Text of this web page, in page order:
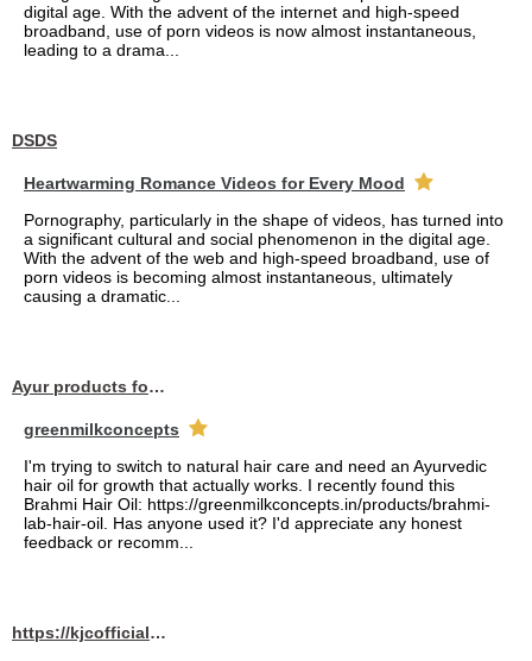
digital age. With the advent of the internet and high-speed
broadband, use of porn videos is now almost instantaneous,
leading to a drama...
DSDS
Heartwarming Romance Videos for Every Mood
Pornography, particularly in the shape of videos, has turned into
a significant cultural and social phenomenon in the digital age.
With the advent of the web and high-speed broadband, use of
porn videos is becoming almost instantaneous, ultimately
causing a dramatic...
Ayur products for hair
greenmilkconcepts
I'm trying to switch to natural hair care and need an Ayurvedic
hair oil for growth that actually works. I recently found this
Brahmi Hair Oil: https://greenmilkconcepts.in/products/brahmi-
lab-hair-oil. Has anyone used it? I'd appreciate any honest
feedback or recomm...
https://kjcofficial.com/